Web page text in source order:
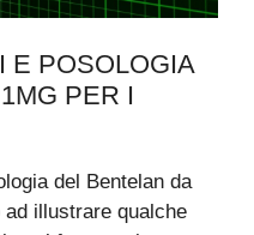
E POSOLOGIA
PER I
del Bentelan da
illustrare qualche